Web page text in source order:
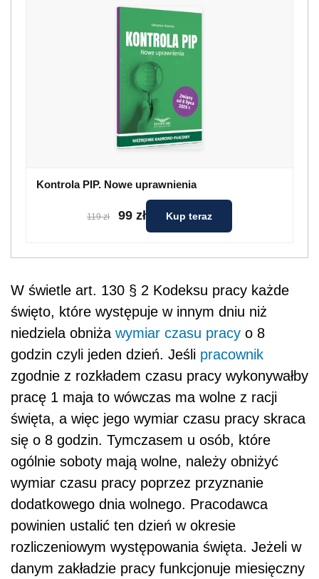
Kontrola PIP. Nowe uprawnienia
119 zł 99 zł Kup teraz
W świetle art. 130 § 2 Kodeksu pracy każde
święto, które występuje w innym dniu niż
niedziela obniża wymiar czasu pracy o 8
godzin czyli jeden dzień. Jeśli pracownik
zgodnie z rozkładem czasu pracy wykonywałby
pracę 1 maja to wówczas ma wolne z racji
święta, a więc jego wymiar czasu pracy skraca
się o 8 godzin. Tymczasem u osób, które
ogólnie soboty mają wolne, należy obniżyć
wymiar czasu pracy poprzez przyznanie
dodatkowego dnia wolnego. Pracodawca
powinien ustalić ten dzień w okresie
rozliczeniowym występowania święta. Jeżeli w
danym zakładzie pracy funkcjonuje miesięczny